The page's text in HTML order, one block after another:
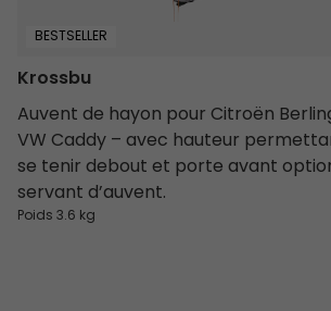
BESTSELLER
Krossbu
Auvent de hayon pour Citroën
VW Caddy – avec hauteur
se tenir debout et porte avant
servant d’auvent.
Poids 3.6 kg